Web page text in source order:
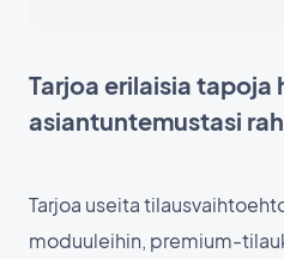
Tarjoa erilaisia tapoja
asiantuntemustasi
Tarjoa useita
moduuleihin, premium-